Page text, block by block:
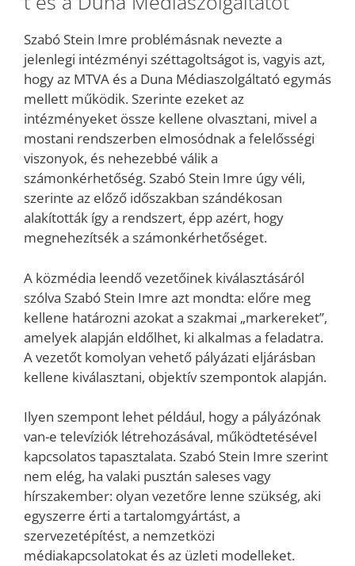
Szabó Stein Imre problémásnak nevezte a
jelenlegi intézményi széttagoltságot is, vagyis azt,
hogy az MTVA és a Duna Médiaszolgáltató egymás
mellett működik. Szerinte ezeket az
intézményeket össze kellene olvasztani, mivel a
mostani rendszerben elmosódnak a felelősségi
viszonyok, és nehezebbé válik a
számonkérhetőség. Szabó Stein Imre úgy véli,
szerinte az előző időszakban szándékosan
alakították így a rendszert, épp azért, hogy
megnehezítsék a számonkérhetőséget.
A közmédia leendő vezetőinek kiválasztásáról
szólva Szabó Stein Imre azt mondta: előre meg
kellene határozni azokat a szakmai „markereket”,
amelyek alapján eldőlhet, ki alkalmas a feladatra.
A vezetőt komolyan vehető pályázati eljárásban
kellene kiválasztani, objektív szempontok alapján.
Ilyen szempont lehet például, hogy a pályázónak
van-e televíziók létrehozásával, működtetésével
kapcsolatos tapasztalata. Szabó Stein Imre szerint
nem elég, ha valaki pusztán saleses vagy
hírszakember: olyan vezetőre lenne szükség, aki
egyszerre érti a tartalomgyártást, a
szervezetépítést, a nemzetközi
médiakapcsolatokat és az üzleti modelleket.